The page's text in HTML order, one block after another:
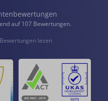
auf 107 Bewertungen.
lesen